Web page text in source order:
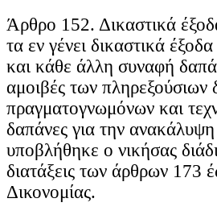
Άρθρο 152. Δικαστικά
τα εν γένει δικαστικά
και κάθε άλλη συναφή
αμοιβές των πληρεξούσιων
πραγματογνωμόνων και
δαπάνες για την
υποβλήθηκε ο νικήσας
διατάξεις των άρθρων 173
Δικονομίας.